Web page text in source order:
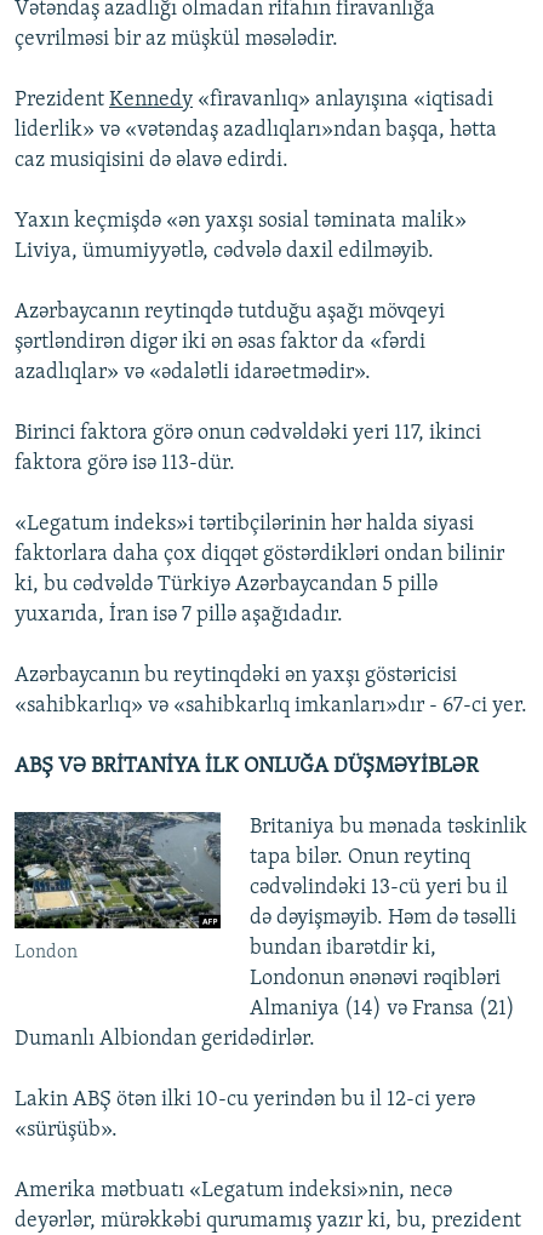
Vətəndaş azadlığı olmadan rifahın firavanlığa
çevrilməsi bir az müşkül məsələdir.
Prezident Kennedy «firavanlıq» anlayışına «iqtisadi
liderlik» və «vətəndaş azadlıqları»ndan başqa, hətta
caz musiqisini də əlavə edirdi.
Yaxın keçmişdə «ən yaxşı sosial təminata malik»
Liviya, ümumiyyətlə, cədvələ daxil edilməyib.
Azərbaycanın reytinqdə tutduğu aşağı mövqeyi
şərtləndirən digər iki ən əsas faktor da «fərdi
azadlıqlar» və «ədalətli idarəetmədir».
Birinci faktora görə onun cədvəldəki yeri 117, ikinci
faktora görə isə 113-dür.
«Legatum indeks»i tərtibçilərinin hər halda siyasi
faktorlara daha çox diqqət göstərdikləri ondan bilinir
ki, bu cədvəldə Türkiyə Azərbaycandan 5 pillə
yuxarıda, İran isə 7 pillə aşağıdadır.
Azərbaycanın bu reytinqdəki ən yaxşı göstəricisi
«sahibkarlıq» və «sahibkarlıq imkanları»dır - 67-ci yer.
ABŞ VƏ BRİTANİYA İLK ONLUĞA DÜŞMƏYİBLƏR
London
Britaniya bu mənada təskinlik
tapa bilər. Onun reytinq
cədvəlindəki 13-cü yeri bu il
də dəyişməyib. Həm də təsəlli
bundan ibarətdir ki,
Londonun ənənəvi rəqibləri
Almaniya (14) və Fransa (21)
Dumanlı Albiondan geridədirlər.
Lakin ABŞ ötən ilki 10-cu yerindən bu il 12-ci yerə
«sürüşüb».
Amerika mətbuatı «Legatum indeksi»nin, necə
deyərlər, mürəkkəbi qurumamış yazır ki, bu, prezident